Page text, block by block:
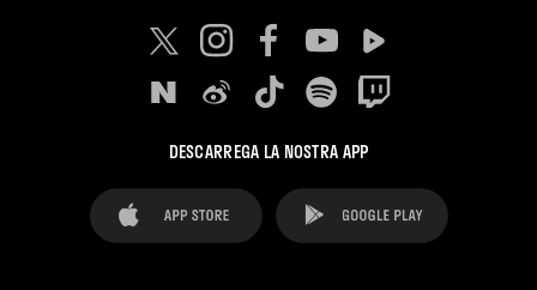
DESCARREGA LA NOSTRA APP